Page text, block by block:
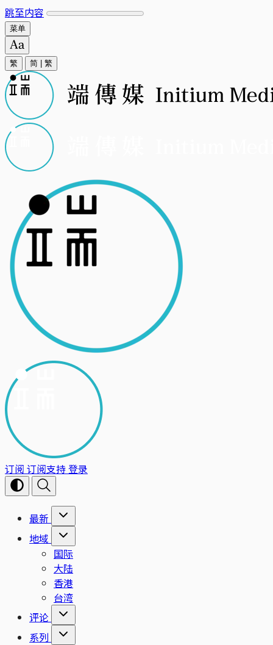
跳至内容
菜单
繁 简 繁
订阅 订阅支持登录
最新
地域
国际
大陆
香港
台湾
评论
系列